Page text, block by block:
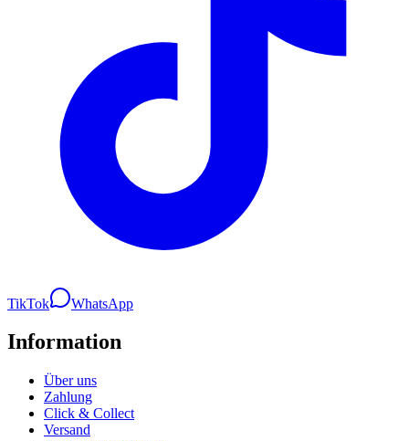
TikTok WhatsApp
Information
Über uns
Zahlung
Click & Collect
Versand